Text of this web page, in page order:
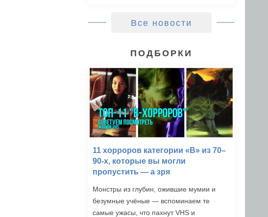
Все новости
ПОДБОРКИ
11 хорроров категории «B» из 70–
90-х, которые вы могли
пропустить — а зря
Монстры из глубин, ожившие мумии и
безумные учёные — вспоминаем те
самые ужасы, что пахнут VHS и